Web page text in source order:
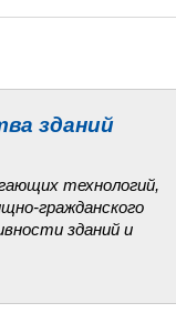
зданий
технологий,
гражданского
зданий и